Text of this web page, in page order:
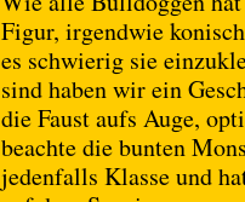
Figur, irgendwie
es schwierig sie
sind haben wir ein
die Faust aufs Auge,
beachte die bunten
jedenfalls Klasse und